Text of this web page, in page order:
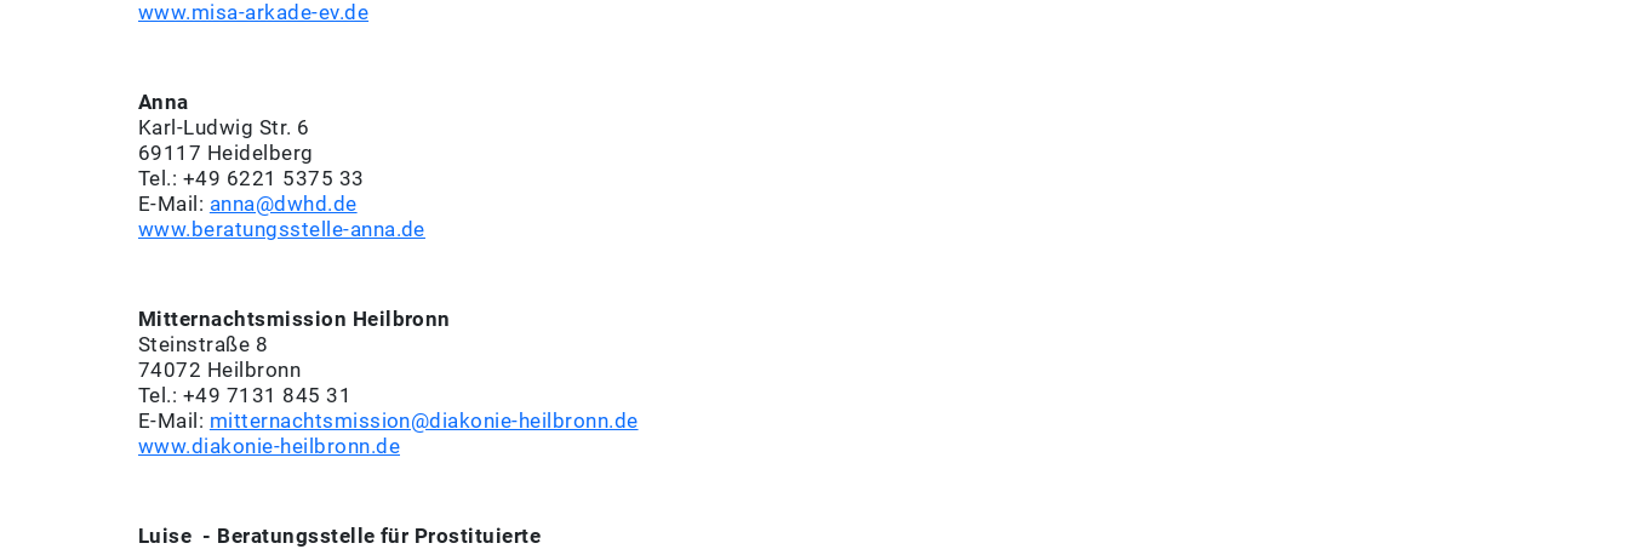
www.misa-arkade-ev.de
Anna
Karl-Ludwig Str. 6
69117 Heidelberg
Tel.: +49 6221 5375 33
E-Mail: anna@dwhd.de
www.beratungsstelle-anna.de
Mitternachtsmission Heilbronn
Steinstraße 8
74072 Heilbronn
Tel.: +49 7131 845 31
E-Mail: mitternachtsmission@diakonie-heilbronn.de
www.diakonie-heilbronn.de
Luise - Beratungsstelle für Prostituierte